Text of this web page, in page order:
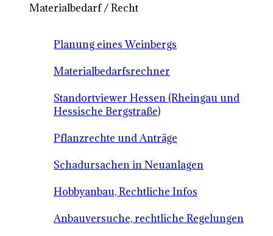
Materialbedarf / Recht
Planung eines Weinbergs
Materialbedarfsrechner
Standortviewer Hessen (Rheingau und
Hessische Bergstraße)
Pflanzrechte und Anträge
Schadursachen in Neuanlagen
Hobbyanbau, Rechtliche Infos
Anbauversuche, rechtliche Regelungen